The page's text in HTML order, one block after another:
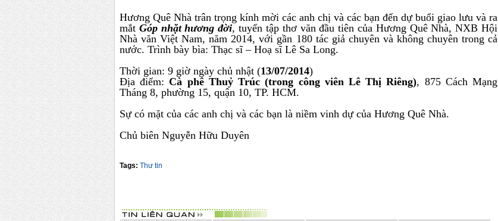
Hương Quê Nhà trân trọng kính mời các anh chị và các bạn đến dự buổi giao lưu và ra
mắt Góp nhặt hương đời, tuyển tập thơ văn đầu tiên của Hương Quê Nhà, NXB Hội
Nhà văn Việt Nam, năm 2014, với gần 180 tác giả chuyên và không chuyên trong cả
nước. Trình bày bìa: Thạc sĩ – Hoạ sĩ Lê Sa Long.
Thời gian: 9 giờ ngày chủ nhật (13/07/2014)
Địa điểm:Cà phê Thuỷ Trúc (trong công viên Lê Thị Riêng), 875 Cách Mạng
Tháng 8, phường 15, quận 10, TP. HCM.
Sự có mặt của các anh chị và các bạn là niềm vinh dự của Hương Quê Nhà.
Chủ biên Nguyễn Hữu Duyên
Tags: Thư tin